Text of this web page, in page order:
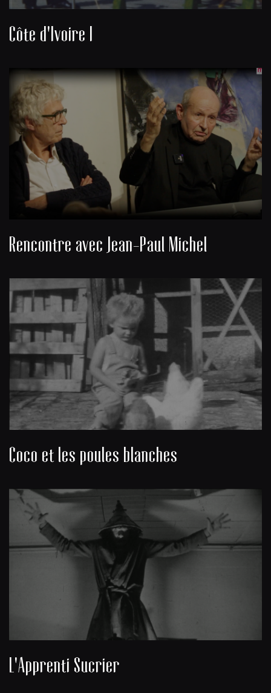
Côte d'Ivoire I
Rencontre avec Jean-Paul Michel
Coco et les poules blanches
L'Apprenti Sucrier